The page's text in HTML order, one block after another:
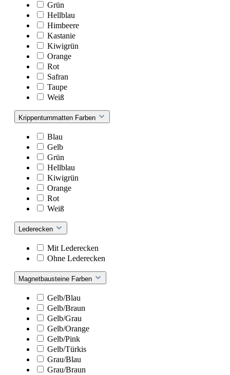
Grün
Hellblau
Himbeere
Kastanie
Kiwigrün
Orange
Rot
Safran
Taupe
Weiß
Krippenturnmatten Farben
Blau
Gelb
Grün
Hellblau
Kiwigrün
Orange
Rot
Weiß
Lederecken
Mit Lederecken
Ohne Lederecken
Magnetbausteine Farben
Gelb/Blau
Gelb/Braun
Gelb/Grau
Gelb/Orange
Gelb/Pink
Gelb/Türkis
Grau/Blau
Grau/Braun